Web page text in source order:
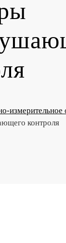
измерительное
контроля